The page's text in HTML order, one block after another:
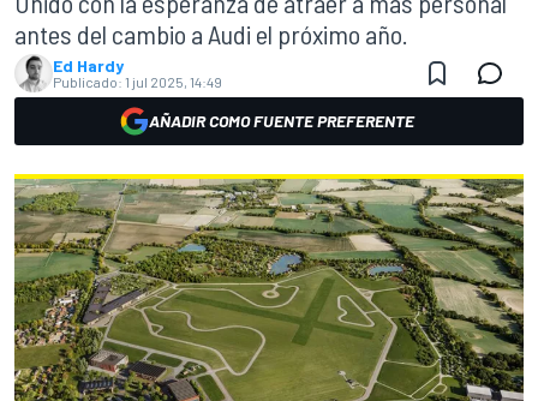
antes del cambio a Audi el próximo año.
Ed Hardy
Publicado: 1 jul 2025, 14:49
AÑADIR COMO FUENTE PREFERENTE